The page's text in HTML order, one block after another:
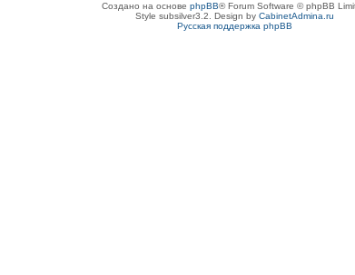
Создано на основе phpBB® Forum Software © phpBB
Style subsilver3.2. Design by CabinetAdmina.ru
Русская поддержка phpBB